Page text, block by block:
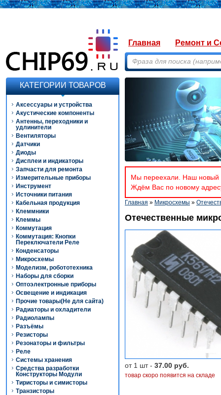
Главная Ремонт и
КАТЕГОРИИ ТОВАРОВ
Аксессуары и устройства
Акустические компоненты
Антенны, переходники и
удлинители
Вентиляторы
Датчики
Диоды
Дисплеи и индикаторы
Запчасти для ремонта
Измерительные приборы
Инструмент
Источники питания
Кабельная продукция
Клеммники
Клеммы
Коммутация
Коммутация: Кнопки
Переключатели Реле
Конденсаторы
Микросхемы
Моделизм, робототехника
Наборы для сборки
Оптоэлектронные приборы
Освещение и индикация
Прочие товары(Не для сайта)
Радиаторы и охладители
Радиолампы
Разъёмы
Резисторы
Резонаторы и фильтры
Реле
Системы хранения
Средства разработки
Конструкторы Модули
Тиристоры и симисторы
Транзисторы
Мы переехали. Наш новый
Ждём Вас по новому
Главная » Микросхемы »
Отечественные
от 1 шт - 37.00 руб.
товар скоро появится на складе